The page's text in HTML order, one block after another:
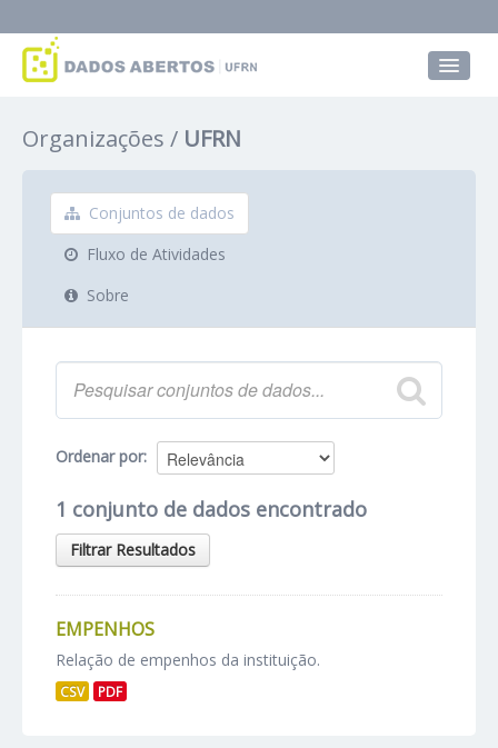
Grupos
Sobre
Organizações UFRN
Conjuntos de dados
Fluxo de Atividades
Sobre
Ordenar por
1 conjunto de dados encontrado
Filtrar Resultados
EMPENHOS
Relação de empenhos da instituição.
CSV PDF